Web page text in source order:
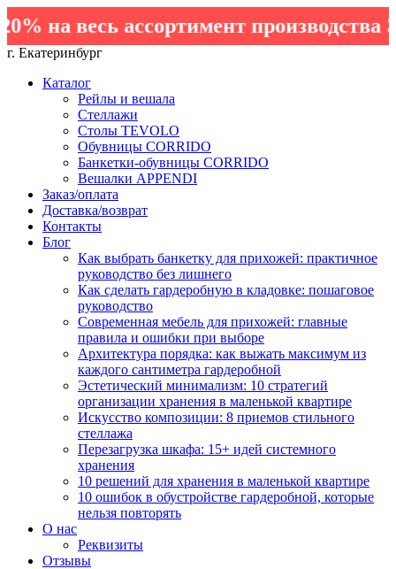
на весь ассортимент производства
г. Екатеринбург
Каталог
Рейлы и вешала
Стеллажи
Столы TEVOLO
Обувницы CORRIDO
Банкетки-обувницы CORRIDO
Вешалки APPENDI
Заказ/оплата
Доставка/возврат
Контакты
Блог
Как выбрать банкетку для прихожей: практичное
руководство без лишнего
Как сделать гардеробную в кладовке: пошаговое
руководство
Современная мебель для прихожей: главные
правила и ошибки при выборе
Архитектура порядка: как выжать максимум из
каждого сантиметра гардеробной
Эстетический минимализм: 10 стратегий
организации хранения в маленькой квартире
Искусство композиции: 8 приемов стильного
стеллажа
Перезагрузка шкафа: 15+ идей системного
хранения
10 решений для хранения в маленькой квартире
10 ошибок в обустройстве гардеробной, которые
нельзя повторять
О нас
Реквизиты
Отзывы